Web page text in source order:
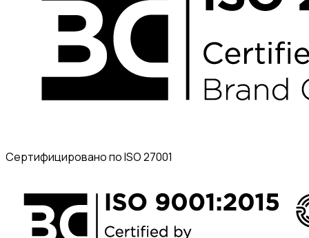
Сертифицировано по ISO 27001